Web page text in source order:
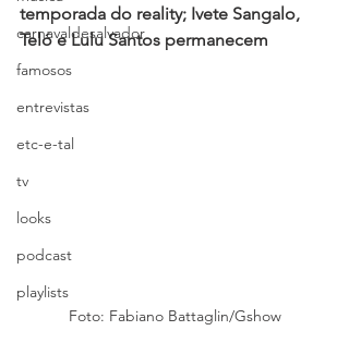
carnavaldesalvador
famosos
entrevistas
etc-e-tal
tv
looks
podcast
playlists
temporada do reality; Ivete Sangalo,
Teló e Lulu Santos permanecem
Foto: Fabiano Battaglin/Gshow